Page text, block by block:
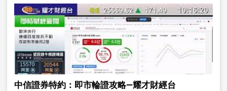
中信證券特約：即市輪證攻略—耀才財經台